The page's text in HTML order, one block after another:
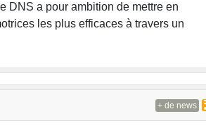
DNS a pour ambition de mettre en
les plus efficaces à travers un
+ de news